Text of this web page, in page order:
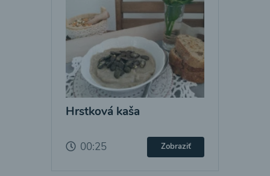
Hrstková kaša
00:25 Zobraziť